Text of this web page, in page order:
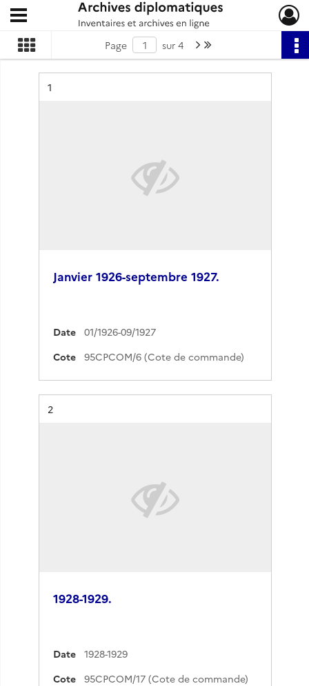
Archives diplomatiques
Ouvrir le menu déroulant
Page sur 4 Page suivante : 1/4
Résultat n°
1
Janvier 1926-septembre 1927.
Date
01/1926-09/1927
Cote
95CPCOM/6 (Cote de commande)
Résultat n°
2
1928-1929.
Date
1928-1929
Cote
95CPCOM/17 (Cote de commande)